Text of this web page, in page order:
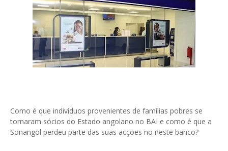
Como é que indivíduos provenientes de famílias pobres se
tornaram sócios do Estado angolano no BAI e como é que a
Sonangol perdeu parte das suas acções no neste banco?